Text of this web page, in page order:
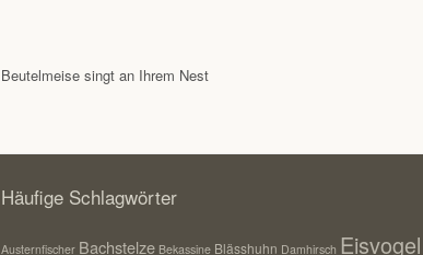
Beutelmeise singt an Ihrem Nest
Häufige Schlagwörter
Austernfischer Bachstelze Bekassine Blässhuhn Damhirsch Eisvogel